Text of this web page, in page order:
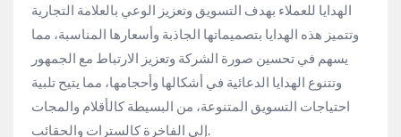
الهدايا للعملاء بهدف التسويق وتعزيز الوعي بالعلامة التجارية
وتتميز هذه الهدايا بتصميماتها الجاذبة وأسعارها المناسبة، مما
يسهم في تحسين صورة الشركة وتعزيز الارتباط مع الجمهور
وتتنوع الهدايا الدعائية في أشكالها وأحجامها، مما يتيح تلبية
احتياجات التسويق المتنوعة، من البسيطة كالأقلام والمجات